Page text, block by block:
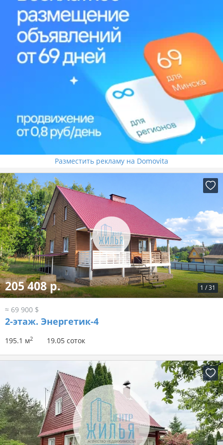
Разместить рекламу на Domovita
1 /31
205 408 р.
≈ 69 900 $
2-этаж. Энергетик-4
195.1 м2 19.05 соток